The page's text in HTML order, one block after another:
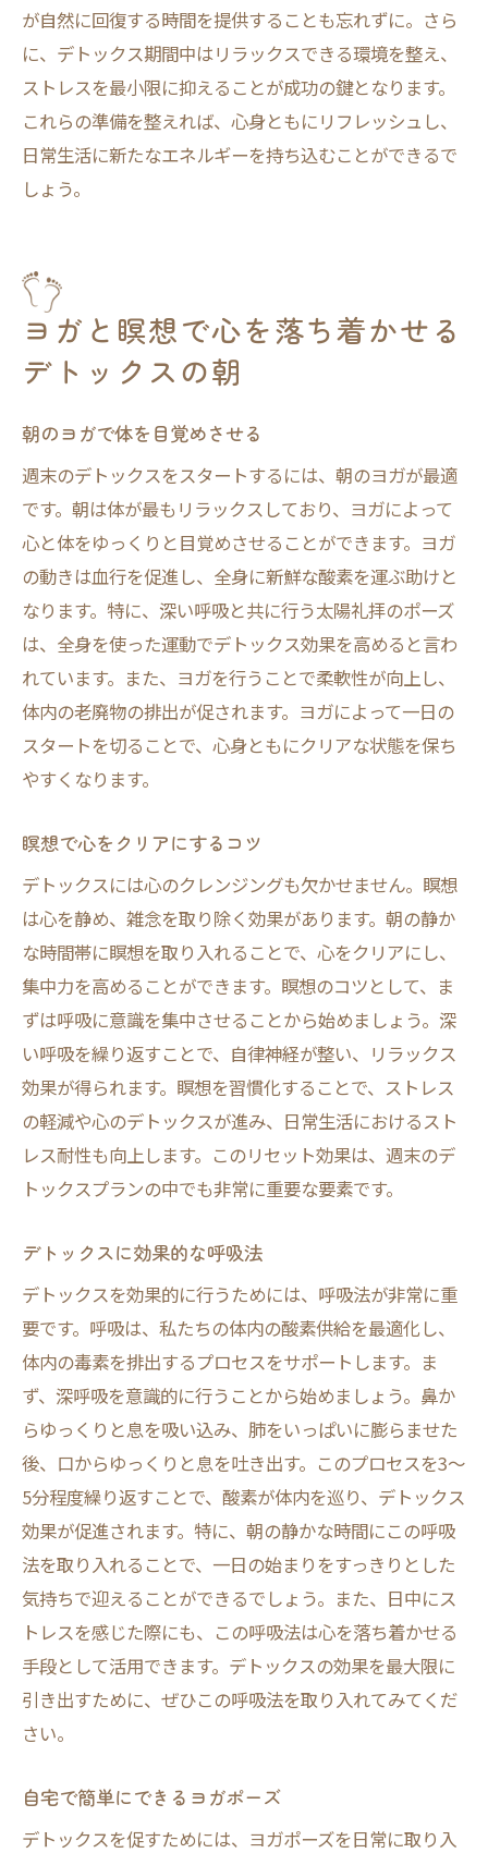
が自然に回復する時間を提供することも忘れずに。さら
に、デトックス期間中はリラックスできる環境を整え、
ストレスを最小限に抑えることが成功の鍵となります。
これらの準備を整えれば、心身ともにリフレッシュし、
日常生活に新たなエネルギーを持ち込むことができるで
しょう。
ヨガと瞑想で心を落ち着かせる
デトックスの朝
朝のヨガで体を目覚めさせる
週末のデトックスをスタートするには、朝のヨガが最適
です。朝は体が最もリラックスしており、ヨガによって
心と体をゆっくりと目覚めさせることができます。ヨガ
の動きは血行を促進し、全身に新鮮な酸素を運ぶ助けと
なります。特に、深い呼吸と共に行う太陽礼拝のポーズ
は、全身を使った運動でデトックス効果を高めると言わ
れています。また、ヨガを行うことで柔軟性が向上し、
体内の老廃物の排出が促されます。ヨガによって一日の
スタートを切ることで、心身ともにクリアな状態を保ち
やすくなります。
瞑想で心をクリアにするコツ
デトックスには心のクレンジングも欠かせません。瞑想
は心を静め、雑念を取り除く効果があります。朝の静か
な時間帯に瞑想を取り入れることで、心をクリアにし、
集中力を高めることができます。瞑想のコツとして、ま
ずは呼吸に意識を集中させることから始めましょう。深
い呼吸を繰り返すことで、自律神経が整い、リラックス
効果が得られます。瞑想を習慣化することで、ストレス
の軽減や心のデトックスが進み、日常生活におけるスト
レス耐性も向上します。このリセット効果は、週末のデ
トックスプランの中でも非常に重要な要素です。
デトックスに効果的な呼吸法
デトックスを効果的に行うためには、呼吸法が非常に重
要です。呼吸は、私たちの体内の酸素供給を最適化し、
体内の毒素を排出するプロセスをサポートします。ま
ず、深呼吸を意識的に行うことから始めましょう。鼻か
らゆっくりと息を吸い込み、肺をいっぱいに膨らませた
後、口からゆっくりと息を吐き出す。このプロセスを3〜
5分程度繰り返すことで、酸素が体内を巡り、デトックス
効果が促進されます。特に、朝の静かな時間にこの呼吸
法を取り入れることで、一日の始まりをすっきりとした
気持ちで迎えることができるでしょう。また、日中にス
トレスを感じた際にも、この呼吸法は心を落ち着かせる
手段として活用できます。デトックスの効果を最大限に
引き出すために、ぜひこの呼吸法を取り入れてみてくだ
さい。
自宅で簡単にできるヨガポーズ
デトックスを促すためには、ヨガポーズを日常に取り入